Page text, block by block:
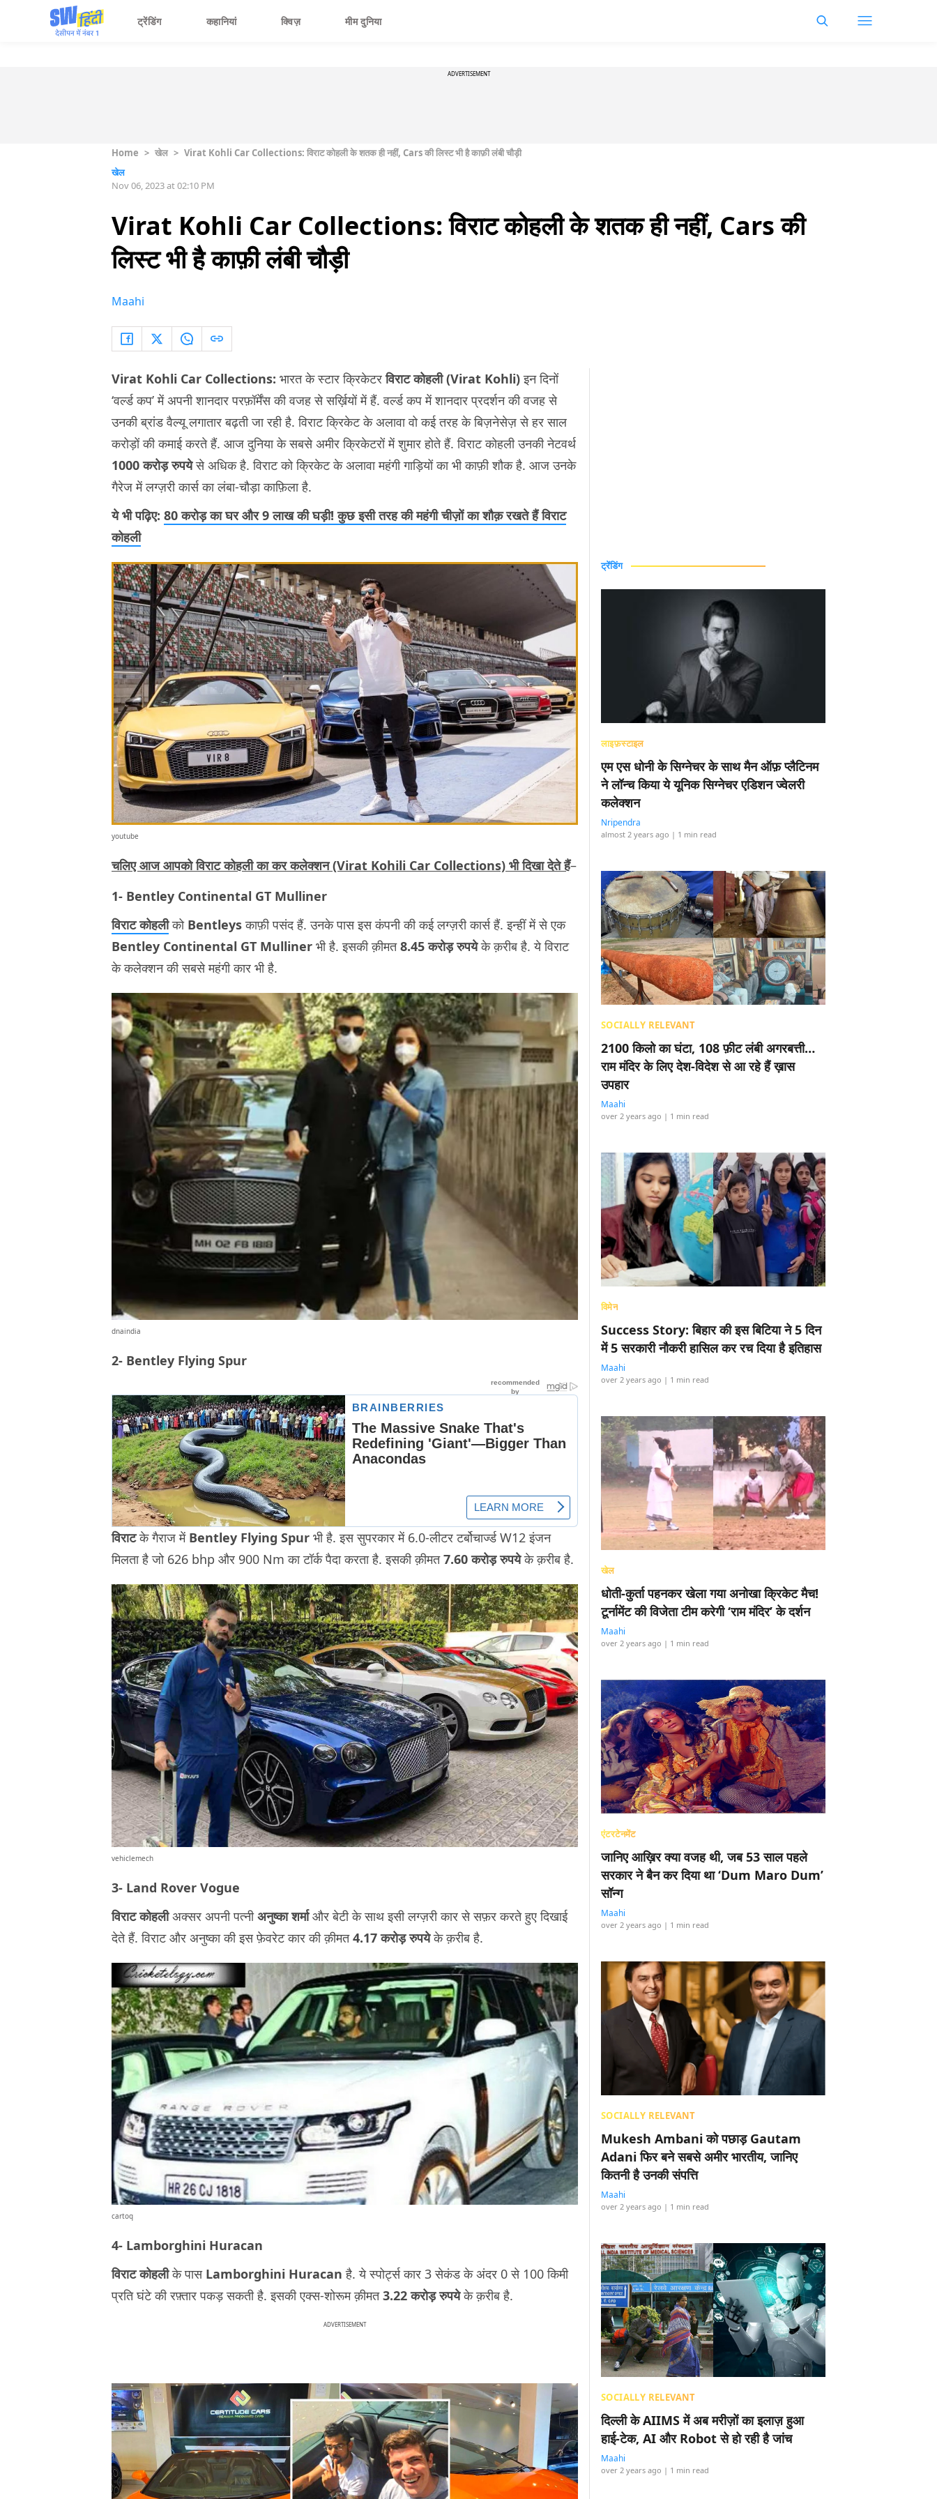
ट्रेंडिंग कहानियां क्विज़ मीम दुनिया
ADVERTISEMENT
Home > खेल > Virat Kohli Car Collections: विराट कोहली के शतक ही नहीं, Cars की लिस्ट भी है काफ़ी लंबी चौड़ी
खेल
Nov 06, 2023 at 02:10 PM
Virat Kohli Car Collections: विराट कोहली के शतक ही नहीं, Cars की
लिस्ट भी है काफ़ी लंबी चौड़ी
Maahi
Virat Kohli Car Collections: भारत के स्टार क्रिकेटरविराट कोहली (Virat Kohli)इन दिनों
‘वर्ल्ड कप’ में अपनी शानदार परफ़ॉर्मेंस की वजह से सर्ख़ियों में हैं. वर्ल्ड कप में शानदार प्रदर्शन की वजह से
उनकी ब्रांड वैल्यू लगातार बढ़ती जा रही है. विराट क्रिकेट के अलावा वो कई तरह के बिज़नेसेज़ से हर साल
करोड़ों की कमाई करते हैं. आज दुनिया के सबसे अमीर क्रिकेटरों में शुमार होते हैं. विराट कोहली उनकी नेटवर्थ
1000 करोड़ रुपयेसे अधिक है. विराट को क्रिकेट के अलावा महंगी गाड़ियों का भी काफ़ी शौक है. आज उनके
गैरेज में लग्ज़री कार्स का लंबा-चौड़ा काफ़िला है.
ये भी पढ़िए: 80 करोड़ का घर और 9 लाख की घड़ी! कुछ इसी तरह की महंगी चीज़ों का शौक़ रखते हैं विराट
कोहली
youtube
चलिए आज आपको विराट कोहली का कर कलेक्शन (Virat Kohili Car Collections) भी दिखा देते हैं–
1- Bentley Continental GT Mulliner
विराट कोहलीको Bentleysकाफ़ी पसंद हैं. उनके पास इस कंपनी की कई लग्ज़री कार्स हैं. इन्हीं में से एक
Bentley Continental GT Mulliner भी है. इसकी क़ीमत8.45 करोड़ रुपयेके क़रीब है. ये विराट
के कलेक्शन की सबसे महंगी कार भी है.
dnaindia
2- Bentley Flying Spur
विराटके गैराज में Bentley Flying Spur भी है. इस सुपरकार में 6.0-लीटर टर्बोचार्ज्ड W12 इंजन
मिलता है जो 626 bhp और 900 Nm का टॉर्क पैदा करता है. इसकी क़ीमत7.60 करोड़ रुपयेके क़रीब है.
vehiclemech
3- Land Rover Vogue
विराट कोहलीअक्सर अपनी पत्नीअनुष्का शर्माऔर बेटी के साथ इसी लग्ज़री कार से सफ़र करते हुए दिखाई
देते हैं. विराट और अनुष्का की इस फ़ेवरेट कार की क़ीमत4.17 करोड़ रुपयेके क़रीब है.
cartoq
4- Lamborghini Huracan
विराट कोहलीके पास Lamborghini Huracan है. ये स्पोर्ट्स कार 3 सेकंड के अंदर 0 से 100 किमी
प्रति घंटे की रफ़्तार पकड़ सकती है. इसकी एक्स-शोरूम क़ीमत3.22 करोड़ रुपयेके क़रीब है.
ADVERTISEMENT
ट्रेंडिंग
लाइफ़स्टाइल
एम एस धोनी के सिग्नेचर के साथ मैन ऑफ़ प्लैटिनम
ने लॉन्च किया ये यूनिक सिग्नेचर एडिशन ज्वेलरी
कलेक्शन
Nripendra
almost 2 years ago | 1 min read
SOCIALLY RELEVANT
2100 किलो का घंटा, 108 फ़ीट लंबी अगरबत्ती…
राम मंदिर के लिए देश-विदेश से आ रहे हैं ख़ास
उपहार
Maahi
over 2 years ago | 1 min read
विमेन
Success Story: बिहार की इस बिटिया ने 5 दिन
में 5 सरकारी नौकरी हासिल कर रच दिया है इतिहास
Maahi
over 2 years ago | 1 min read
खेल
धोती-कुर्ता पहनकर खेला गया अनोखा क्रिकेट मैच!
टूर्नामेंट की विजेता टीम करेगी ‘राम मंदिर’ के दर्शन
Maahi
over 2 years ago | 1 min read
एंटरटेनमेंट
जानिए आख़िर क्या वजह थी, जब 53 साल पहले
सरकार ने बैन कर दिया था ‘Dum Maro Dum’
सॉन्ग
Maahi
over 2 years ago | 1 min read
SOCIALLY RELEVANT
Mukesh Ambani को पछाड़ Gautam
Adani फिर बने सबसे अमीर भारतीय, जानिए
कितनी है उनकी संपत्ति
Maahi
over 2 years ago | 1 min read
SOCIALLY RELEVANT
दिल्ली के AIIMS में अब मरीज़ों का इलाज़ हुआ
हाई-टेक, AI और Robot से हो रही है जांच
Maahi
over 2 years ago | 1 min read